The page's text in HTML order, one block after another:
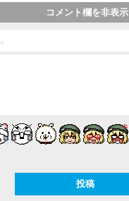
コメント欄を非表示